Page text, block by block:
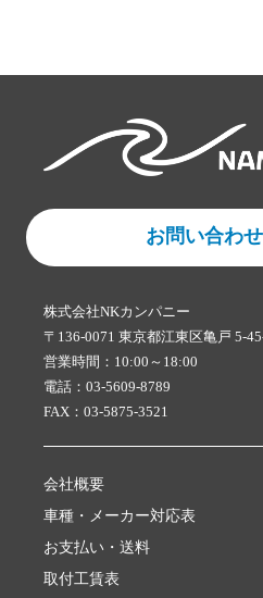
お問い合わ
株式会社NKカンパニー
〒136-0071 東京都江東区亀戸 5-
営業時間：10:00～18:00
電話：03-5609-8789
FAX：03-5875-3521
会社概要
車種・メーカー対応表
お支払い・送料
取付工賃表